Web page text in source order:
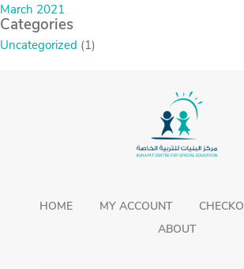
March 2021
Categories
Uncategorized (1)
HOME MY ACCOUNT
ABOUT